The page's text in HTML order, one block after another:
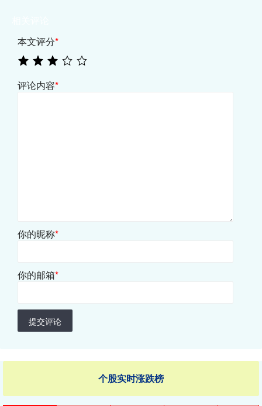
本文评分*
评论内容*
你的昵称*
你的邮箱*
提交评论
个股实时涨跌榜